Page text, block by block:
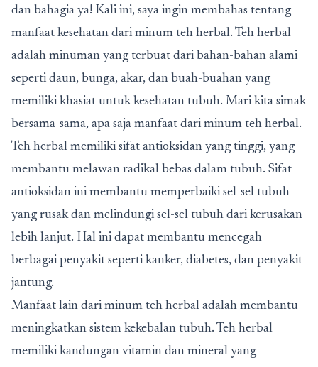
dan bahagia ya! Kali ini, saya ingin membahas tentang
manfaat kesehatan dari minum teh herbal. Teh herbal
adalah minuman yang terbuat dari bahan-bahan alami
seperti daun, bunga, akar, dan buah-buahan yang
memiliki khasiat untuk kesehatan tubuh. Mari kita simak
bersama-sama, apa saja manfaat dari minum teh herbal.
Teh herbal memiliki sifat antioksidan yang tinggi, yang
membantu melawan radikal bebas dalam tubuh. Sifat
antioksidan ini membantu memperbaiki sel-sel tubuh
yang rusak dan melindungi sel-sel tubuh dari kerusakan
lebih lanjut. Hal ini dapat membantu mencegah
berbagai penyakit seperti kanker, diabetes, dan penyakit
jantung.
Manfaat lain dari minum teh herbal adalah membantu
meningkatkan sistem kekebalan tubuh. Teh herbal
memiliki kandungan vitamin dan mineral yang